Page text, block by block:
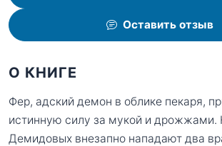
Оставить отзыв
О КНИГЕ
Фер, адский демон в облике пекаря,
истинную силу за мукой и дрожжами.
Демидовых внезапно нападают два